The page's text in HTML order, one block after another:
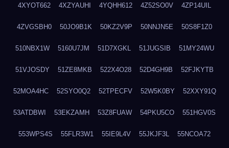
4XYOT662 4XZYAUHI 4YQHH612 4Z52SO0V 4ZP14UIL
4ZVGSBH0 50JO9B1K 50KZ2V9P 50NNJN5E 50S8F1Z0
510NBX1W 5160U7JM 51D7XGKL 51JUGSIB 51MY24WU
51VJOSDY 51ZE8MKB 522X4O28 52D4GH9B 52FJKYTB
52MOA4HC 52SYO0Q2 52TPECFV 52W5K0BY 52XXY91Q
53ATDBWI 53EKZAMH 53Z8FUAW 54PKU5CO 551HGV0S
553WPS4S 55FLR3W1 55IE9L4V 55JKJF3L 55NCOA72